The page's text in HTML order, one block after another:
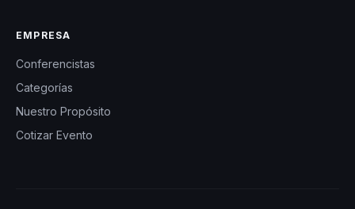
EMPRESA
Conferencistas
Categorías
Nuestro Propósito
Cotizar Evento